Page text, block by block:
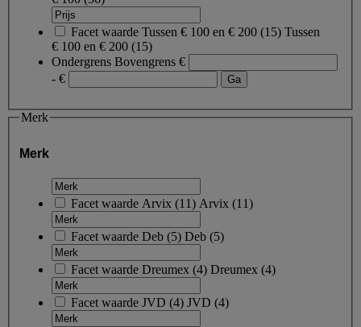
Facet waarde Tussen € 100 en € 200 (15) Tussen
€ 100 en € 200 (15)
Ondergrens Bovengrens €
- €
Merk
Merk
Facet waarde Arvix (11) Arvix (11)
Facet waarde Deb (5) Deb (5)
Facet waarde Dreumex (4) Dreumex (4)
Facet waarde JVD (4) JVD (4)